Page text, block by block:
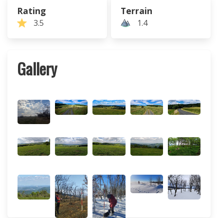
Rating
3.5
Terrain
1.4
Gallery